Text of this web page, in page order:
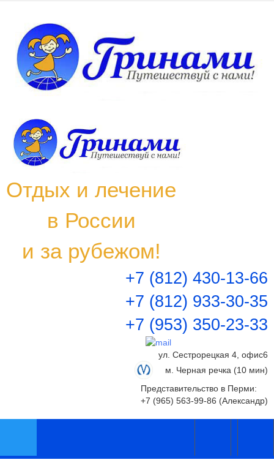
Отдых и лечение
в России
и за рубежом!
+7 (812) 430-13-66
+7 (812) 933-30-35
+7 (953) 350-23-33
ул. Сестрорецкая 4, офис6
м. Черная речка (10 мин)
Представительство в Перми:
+7 (965) 563-99-86 (Александр)
Заказать тур
Заполните, пожалуйста, все необходимые поля
Ваше имя*
Ваше сообщение
Даю согласие на обработку персональных данных